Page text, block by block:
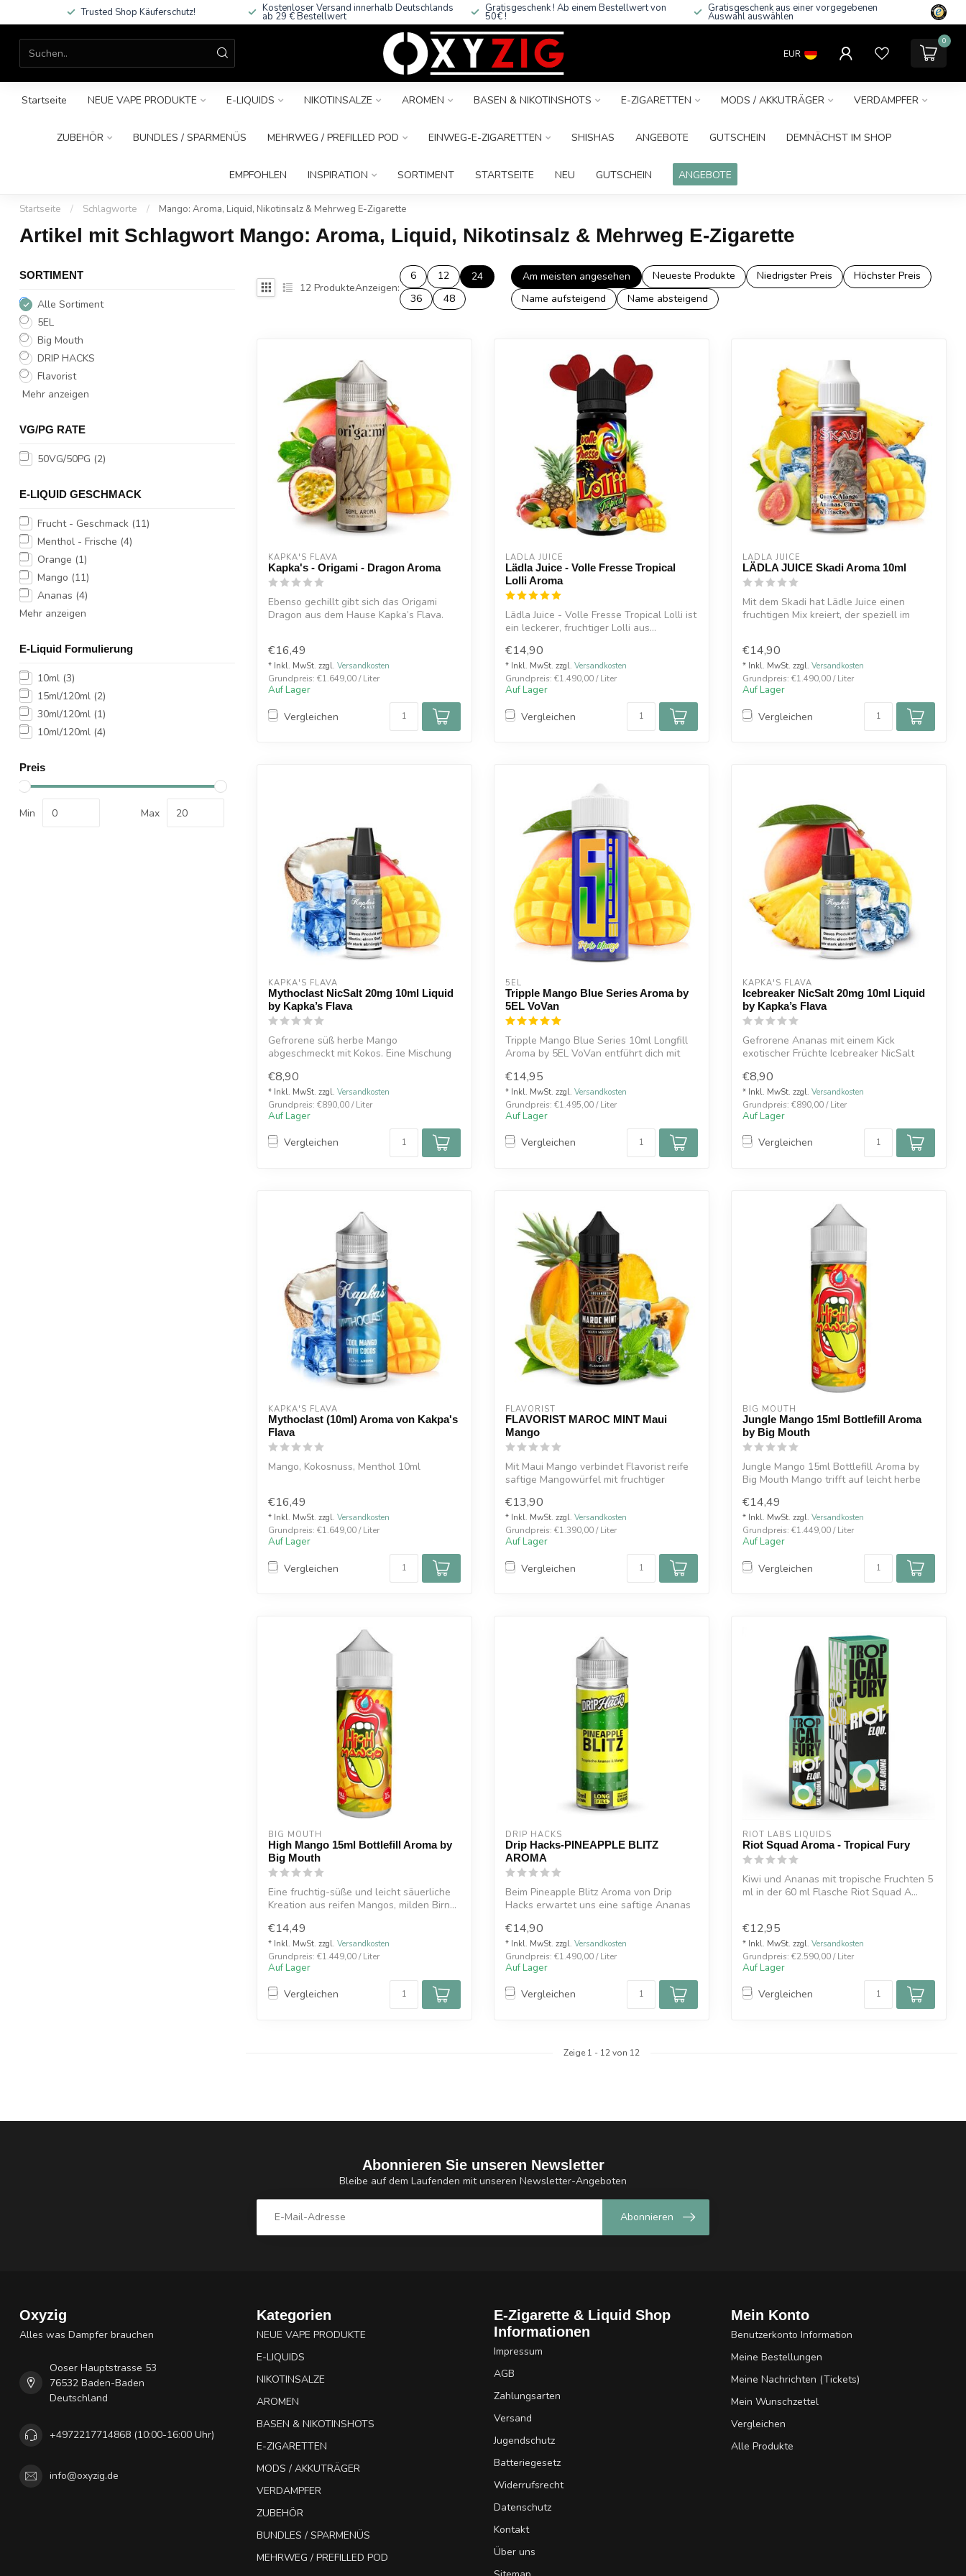
Trusted Shop Käuferschutz! Kostenloser Versand innerhalb Deutschlands
ab 29 € Bestellwert
Gratisgeschenk ! Ab einem Bestellwert von
50€ !
Gratisgeschenk aus einer vorgegebenen
Auswahl auswählen
EUR
0
Startseite NEUE VAPE PRODUKTE E-LIQUIDS NIKOTINSALZE AROMEN BASEN & NIKOTINSHOTS E-ZIGARETTEN MODS / AKKUTRÄGER VERDAMPFER
ZUBEHÖR BUNDLES / SPARMENÜS MEHRWEG / PREFILLED POD EINWEG-E-ZIGARETTEN SHISHAS ANGEBOTE GUTSCHEIN DEMNÄCHST IM SHOP
EMPFOHLEN INSPIRATION SORTIMENT STARTSEITE NEU GUTSCHEIN ANGEBOTE
Startseite / Schlagworte / Mango: Aroma, Liquid, Nikotinsalz & Mehrweg E-Zigarette
Artikel mit Schlagwort Mango: Aroma, Liquid, Nikotinsalz & Mehrweg E-Zigarette
SORTIMENT
Alle Sortiment
5EL
Big Mouth
DRIP HACKS
Flavorist
Mehr anzeigen
VG/PG RATE
50VG/50PG (2)
E-LIQUID GESCHMACK
Frucht - Geschmack (11)
Menthol - Frische (4)
Orange (1)
Mango (11)
Ananas (4)
Mehr anzeigen
E-Liquid Formulierung
10ml (3)
15ml/120ml (2)
30ml/120ml (1)
10ml/120ml (4)
Preis
Min Max
12 ProdukteAnzeigen:
6 12
24
36
48
Am meisten angesehen Neueste Produkte Niedrigster Preis
Höchster Preis
Name aufsteigend
Name absteigend
KAPKA'S FLAVA
Kapka's - Origami - Dragon Aroma
Ebenso gechillt gibt sich das Origami
Dragon aus dem Hause Kapka’s Flava.
€16,49
* Inkl. MwSt. zzgl. Versandkosten
Grundpreis: €1.649,00 / Liter
Auf Lager
Vergleichen
LÄDLA JUICE
Lädla Juice - Volle Fresse Tropical
Lolli Aroma
Lädla Juice - Volle Fresse Tropical Lolli ist
ein leckerer, fruchtiger Lolli aus...
€14,90
* Inkl. MwSt. zzgl. Versandkosten
Grundpreis: €1.490,00 / Liter
Auf Lager
Vergleichen
LÄDLA JUICE
LÄDLA JUICE Skadi Aroma 10ml
Mit dem Skadi hat Lädle Juice einen
fruchtigen Mix kreiert, der speziell im
€14,90
* Inkl. MwSt. zzgl. Versandkosten
Grundpreis: €1.490,00 / Liter
Auf Lager
Vergleichen
KAPKA'S FLAVA
Mythoclast NicSalt 20mg 10ml Liquid
by Kapka’s Flava
Gefrorene süß herbe Mango
abgeschmeckt mit Kokos. Eine Mischung
€8,90
* Inkl. MwSt. zzgl. Versandkosten
Grundpreis: €890,00 / Liter
Auf Lager
Vergleichen
5EL
Tripple Mango Blue Series Aroma by
5EL VoVan
Tripple Mango Blue Series 10ml Longfill
Aroma by 5EL VoVan entführt dich mit
€14,95
* Inkl. MwSt. zzgl. Versandkosten
Grundpreis: €1.495,00 / Liter
Auf Lager
Vergleichen
KAPKA'S FLAVA
Icebreaker NicSalt 20mg 10ml Liquid
by Kapka’s Flava
Gefrorene Ananas mit einem Kick
exotischer Früchte Icebreaker NicSalt
€8,90
* Inkl. MwSt. zzgl. Versandkosten
Grundpreis: €890,00 / Liter
Auf Lager
Vergleichen
KAPKA'S FLAVA
Mythoclast (10ml) Aroma von Kakpa's
Flava
Mango, Kokosnuss, Menthol 10ml
€16,49
* Inkl. MwSt. zzgl. Versandkosten
Grundpreis: €1.649,00 / Liter
Auf Lager
Vergleichen
FLAVORIST
FLAVORIST MAROC MINT Maui
Mango
Mit Maui Mango verbindet Flavorist reife
saftige Mangowürfel mit fruchtiger
€13,90
* Inkl. MwSt. zzgl. Versandkosten
Grundpreis: €1.390,00 / Liter
Auf Lager
Vergleichen
BIG MOUTH
Jungle Mango 15ml Bottlefill Aroma
by Big Mouth
Jungle Mango 15ml Bottlefill Aroma by
Big Mouth Mango trifft auf leicht herbe
€14,49
* Inkl. MwSt. zzgl. Versandkosten
Grundpreis: €1.449,00 / Liter
Auf Lager
Vergleichen
BIG MOUTH
High Mango 15ml Bottlefill Aroma by
Big Mouth
Eine fruchtig-süße und leicht säuerliche
Kreation aus reifen Mangos, milden Birn...
€14,49
* Inkl. MwSt. zzgl. Versandkosten
Grundpreis: €1.449,00 / Liter
Auf Lager
Vergleichen
DRIP HACKS
Drip Hacks-PINEAPPLE BLITZ
AROMA
Beim Pineapple Blitz Aroma von Drip
Hacks erwartet uns eine saftige Ananas
€14,90
* Inkl. MwSt. zzgl. Versandkosten
Grundpreis: €1.490,00 / Liter
Auf Lager
Vergleichen
RIOT LABS LIQUIDS
Riot Squad Aroma - Tropical Fury
Kiwi und Ananas mit tropische Fruchten 5
ml in der 60 ml Flasche Riot Squad A...
€12,95
* Inkl. MwSt. zzgl. Versandkosten
Grundpreis: €2.590,00 / Liter
Auf Lager
Vergleichen
Zeige 1 - 12von 12
Abonnieren Sie unseren Newsletter
Bleibe auf dem Laufenden mit unseren Newsletter-Angeboten
Abonnieren
Oxyzig
Alles was Dampfer brauchen
Ooser Hauptstrasse 53
76532 Baden-Baden
Deutschland
+4972217714868 (10:00-16:00 Uhr)
info@oxyzig.de
Kategorien
NEUE VAPE PRODUKTE
E-LIQUIDS
NIKOTINSALZE
AROMEN
BASEN & NIKOTINSHOTS
E-ZIGARETTEN
MODS / AKKUTRÄGER
VERDAMPFER
ZUBEHÖR
BUNDLES / SPARMENÜS
MEHRWEG / PREFILLED POD
E-Zigarette & Liquid Shop
Informationen
Impressum
AGB
Zahlungsarten
Versand
Jugendschutz
Batteriegesetz
Widerrufsrecht
Datenschutz
Kontakt
Über uns
Mein Konto
Benutzerkonto Information
Meine Bestellungen
Meine Nachrichten (Tickets)
Mein Wunschzettel
Vergleichen
Alle Produkte